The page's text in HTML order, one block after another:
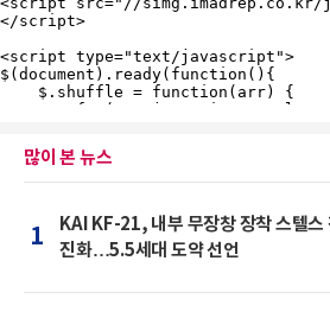
많이 본 뉴스
1
KAI KF-21, 내부 무장창 장착 스텔스
진화…5.5세대 도약 선언